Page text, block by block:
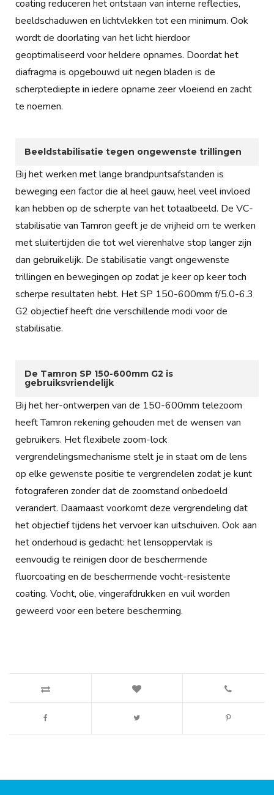
coating reduceren het ontstaan van interne reflecties,
beeldschaduwen en lichtvlekken tot een minimum. Ook
wordt de doorlating van het licht hierdoor
geoptimaliseerd voor heldere opnames. Doordat het
diafragma is opgebouwd uit negen bladen is de
scherptediepte in iedere opname zeer vloeiend en zacht
te noemen.
Beeldstabilisatie tegen ongewenste trillingen
Bij het werken met lange brandpuntsafstanden is
beweging een factor die al heel gauw, heel veel invloed
kan hebben op de scherpte van het totaalbeeld. De VC-
stabilisatie van Tamron geeft je de vrijheid om te werken
met sluitertijden die tot wel vierenhalve stop langer zijn
dan gebruikelijk. De stabilisatie vangt ongewenste
trillingen en bewegingen op zodat je keer op keer toch
scherpe resultaten hebt. Het SP 150-600mm f/5.0-6.3
G2 objectief heeft drie verschillende modi voor de
stabilisatie.
De Tamron SP 150-600mm G2 is
gebruiksvriendelijk
Bij het her-ontwerpen van de 150-600mm telezoom
heeft Tamron rekening gehouden met de wensen van
gebruikers. Het flexibele zoom-lock
vergrendelingsmechanisme stelt je in staat om de lens
op elke gewenste positie te vergrendelen zodat je kunt
fotograferen zonder dat de zoomstand onbedoeld
verandert. Daarnaast voorkomt deze vergrendeling dat
het objectief tijdens het vervoer kan uitschuiven. Ook aan
het onderhoud is gedacht: het lensoppervlak is
eenvoudig te reinigen door de beschermende
fluorcoating en de beschermende vocht-resistente
coating. Vocht, olie, vingerafdrukken en vuil worden
geweerd voor een betere bescherming.